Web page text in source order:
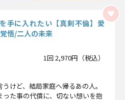
手に入れたい【真剣不倫】愛
悟/二人の未来
1回 2,970円（税込）
けど、結局家庭へ帰るあの人。
た事の代償に、切ない想いを抱